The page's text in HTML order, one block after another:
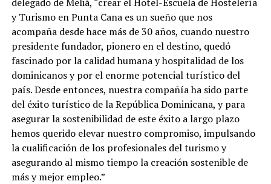
y Turismo en Punta Cana es un sueño que nos
acompaña desde hace más de 30 años, cuando nuestro
presidente fundador, pionero en el destino, quedó
fascinado por la calidad humana y hospitalidad de los
dominicanos y por el enorme potencial turístico del
país. Desde entonces, nuestra compañía ha sido parte
del éxito turístico de la República Dominicana, y para
asegurar la sostenibilidad de este éxito a largo plazo
hemos querido elevar nuestro compromiso, impulsando
la cualificación de los profesionales del turismo y
asegurando al mismo tiempo la creación sostenible de
más y mejor empleo.”